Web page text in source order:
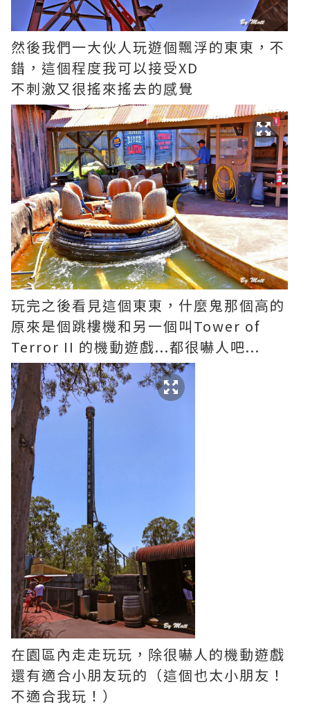
然後我們一大伙人玩遊個飄浮的東東，不
錯，這個程度我可以接受XD
不刺激又很搖來搖去的感覺
玩完之後看見這個東東，什麼鬼那個高的
原來是個跳樓機和另一個叫Tower of
Terror II 的機動遊戲...都很嚇人吧...
在園區內走走玩玩，除很嚇人的機動遊戲
還有適合小朋友玩的（這個也太小朋友！
不適合我玩！）